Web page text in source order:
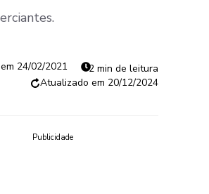
24/02/2021
2 min de leitura
20/12/2024
Publicidade